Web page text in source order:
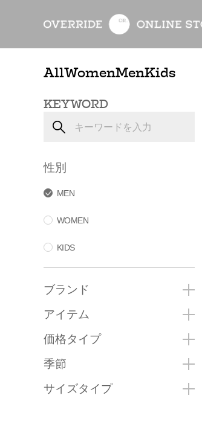
AllWomenMenKids
KEYWORD
性別
MEN
WOMEN
KIDS
ブランド
アイテム
価格タイプ
季節
サイズタイプ